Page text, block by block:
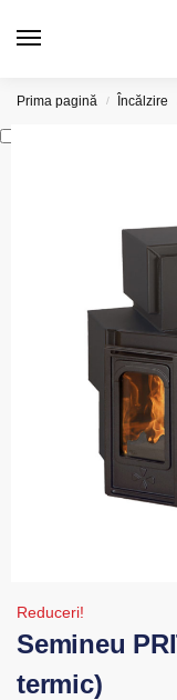
Prima pagină / Încălzire
Reduceri!
Semineu
termic)